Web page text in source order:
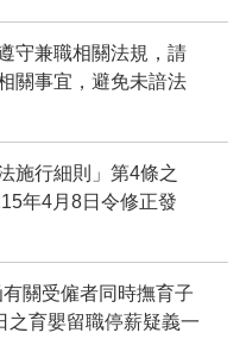
守兼職相關法規，請
關事宜，避免未諳法
施行細則」第4條之
年4月8日令修正發
關受僱者同時撫育子
之育嬰留職停薪疑義一